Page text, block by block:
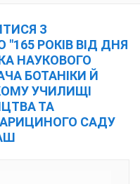
З
РОКІВ ВІД ДНЯ
НАУКОВОГО
БОТАНІКИ Й
УЧИЛИЩІ
ТА
САДУ